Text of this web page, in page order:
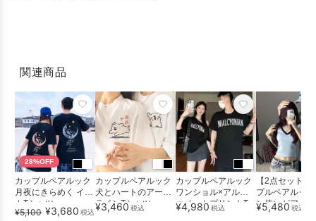
関連商品
28%OFF
カップルペアルック
月夜にきらめく イル
カTシャツ
¥5,100 ¥3,680 税込
カップルペアルック
犬とハートのアート
ラインTシャツ
¥3,460 税込
カップルペアルック
ワンショル×アルフ
ァベットプリントT
シャツセッ...
¥4,980 税込
【2点セット】
プルペアルッ
ン使いがアク
ライトブ...
¥5,480 税込